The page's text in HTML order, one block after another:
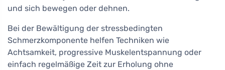
und sich bewegen oder dehnen.
Bei der Bewältigung der stressbedingten
Schmerzkomponente helfen Techniken wie
Achtsamkeit, progressive Muskelentspannung oder
einfach regelmäßige Zeit zur Erholung ohne